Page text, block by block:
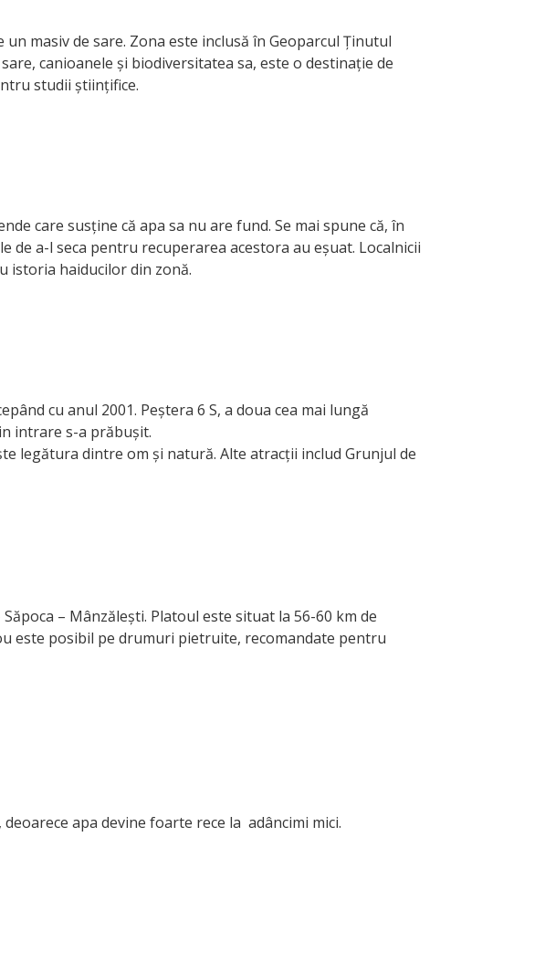
masiv de sare. Zona este inclusă în Geoparcul Ținutul
canioanele și biodiversitatea sa, este o destinație de
studii științifice.
care susține că apa sa nu are fund. Se mai spune că, în
de a-l seca pentru recuperarea acestora au eșuat. Localnicii
istoria haiducilor din zonă.
cu anul 2001. Peștera 6 S, a doua cea mai lungă
intrare s-a prăbușit.
legătura dintre om și natură. Alte atracții includ Grunjul de
– Mânzălești. Platoul este situat la 56-60 km de
este posibil pe drumuri pietruite, recomandate pentru
apa devine foarte rece la adâncimi mici.